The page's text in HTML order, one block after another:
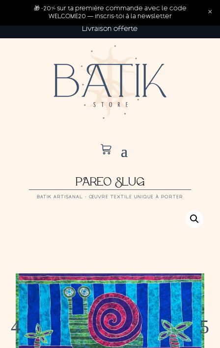
Livraison offerte
PAREO SLUG
BATIK ARTISANAL · ŒUVRE TEXTILE UNIQUE À PORTER
🎁 -20% sur ta première commande avec le code
WELCOME20 — inscris-toi à la newsletter
×